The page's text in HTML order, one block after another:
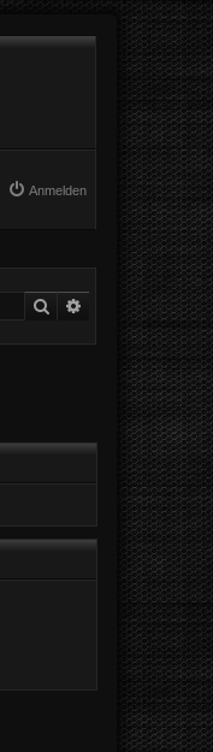
Anmelden
Suche Erweiterte Suche